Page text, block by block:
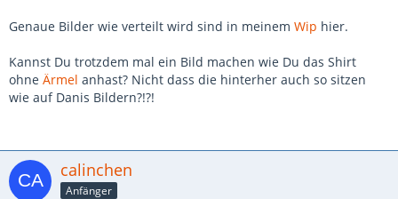
Genaue Bilder wie verteilt wird sind in meinem Wip hier.
Kannst Du trotzdem mal ein Bild machen wie Du das Shirt
ohne Ärmel anhast? Nicht dass die hinterher auch so sitzen
wie auf Danis Bildern?!?!
calinchen
Anfänger